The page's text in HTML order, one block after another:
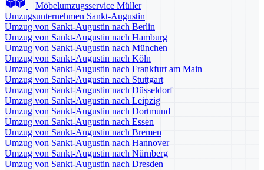
Möbelumzugsservice Müller
Umzugsunternehmen Sankt-Augustin
Umzug von Sankt-Augustin nach Berlin
Umzug von Sankt-Augustin nach Hamburg
Umzug von Sankt-Augustin nach München
Umzug von Sankt-Augustin nach Köln
Umzug von Sankt-Augustin nach Frankfurt am Main
Umzug von Sankt-Augustin nach Stuttgart
Umzug von Sankt-Augustin nach Düsseldorf
Umzug von Sankt-Augustin nach Leipzig
Umzug von Sankt-Augustin nach Dortmund
Umzug von Sankt-Augustin nach Essen
Umzug von Sankt-Augustin nach Bremen
Umzug von Sankt-Augustin nach Hannover
Umzug von Sankt-Augustin nach Nürnberg
Umzug von Sankt-Augustin nach Dresden